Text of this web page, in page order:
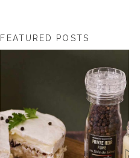
FEATURED POSTS